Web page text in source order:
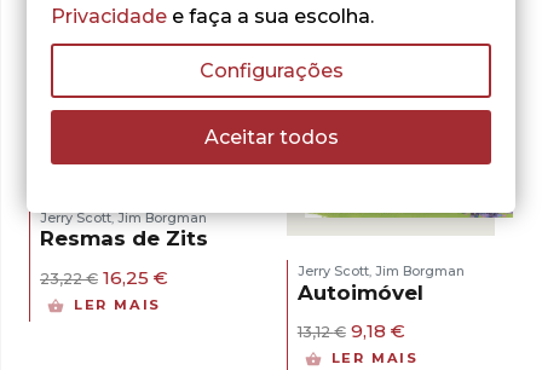
Jerry Scott Jim Borgman
Resmas de Zits
23,22€ O
preço
original
16,25 €
LER MAIS
Jerry Scott, Jim Borgman
Autoimóvel
13,12€ O
preço
9,18 €O
preço
LER MAIS
Privacidade e faça a sua escolha.
Configurações
Aceitar todos